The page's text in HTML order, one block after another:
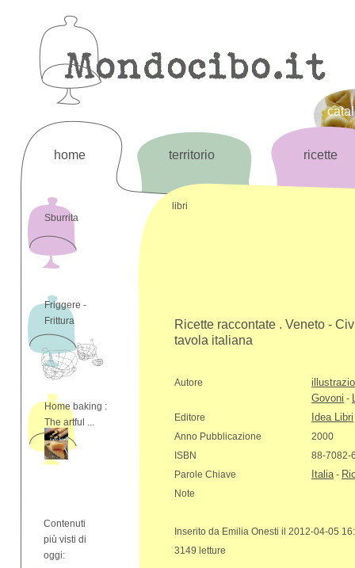
home territorio ricette
Sburrita
Friggere -
Frittura
Home baking :
The artful ...
Contenuti
più visti di
oggi:
libri
Ricette raccontate . Veneto -
tavola italiana
Autore
Govoni -
Editore Idea Libri
Anno Pubblicazione
2000
ISBN
88-7082-
Parole Chiave
Italia-
Note
Inserito da Emilia Onesti il 2012-04-05
3149 letture